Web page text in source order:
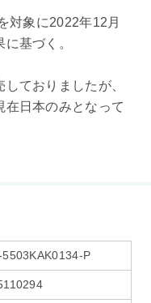
対象に2022年12月
基づく。
ておりましたが、
在日本のみとなって
P